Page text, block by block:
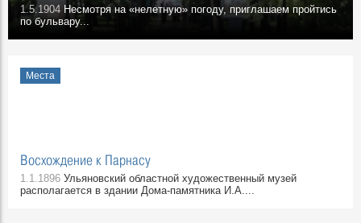
1.5.1904 Несмотря на «нелетную» погоду, приглашаем пройтись
по бульвару...
Места
Восхождение к Парнасу
1.1.1896 Ульяновский областной художественный музей
располагается в здании Дома-памятника И.А....